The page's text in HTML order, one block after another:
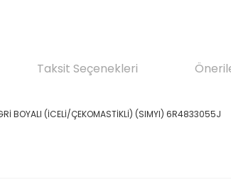
Taksit Seçenekleri
BOYALI (İCELİ/ÇEKOMASTİKLİ) (SIMYI) 6R4833055J